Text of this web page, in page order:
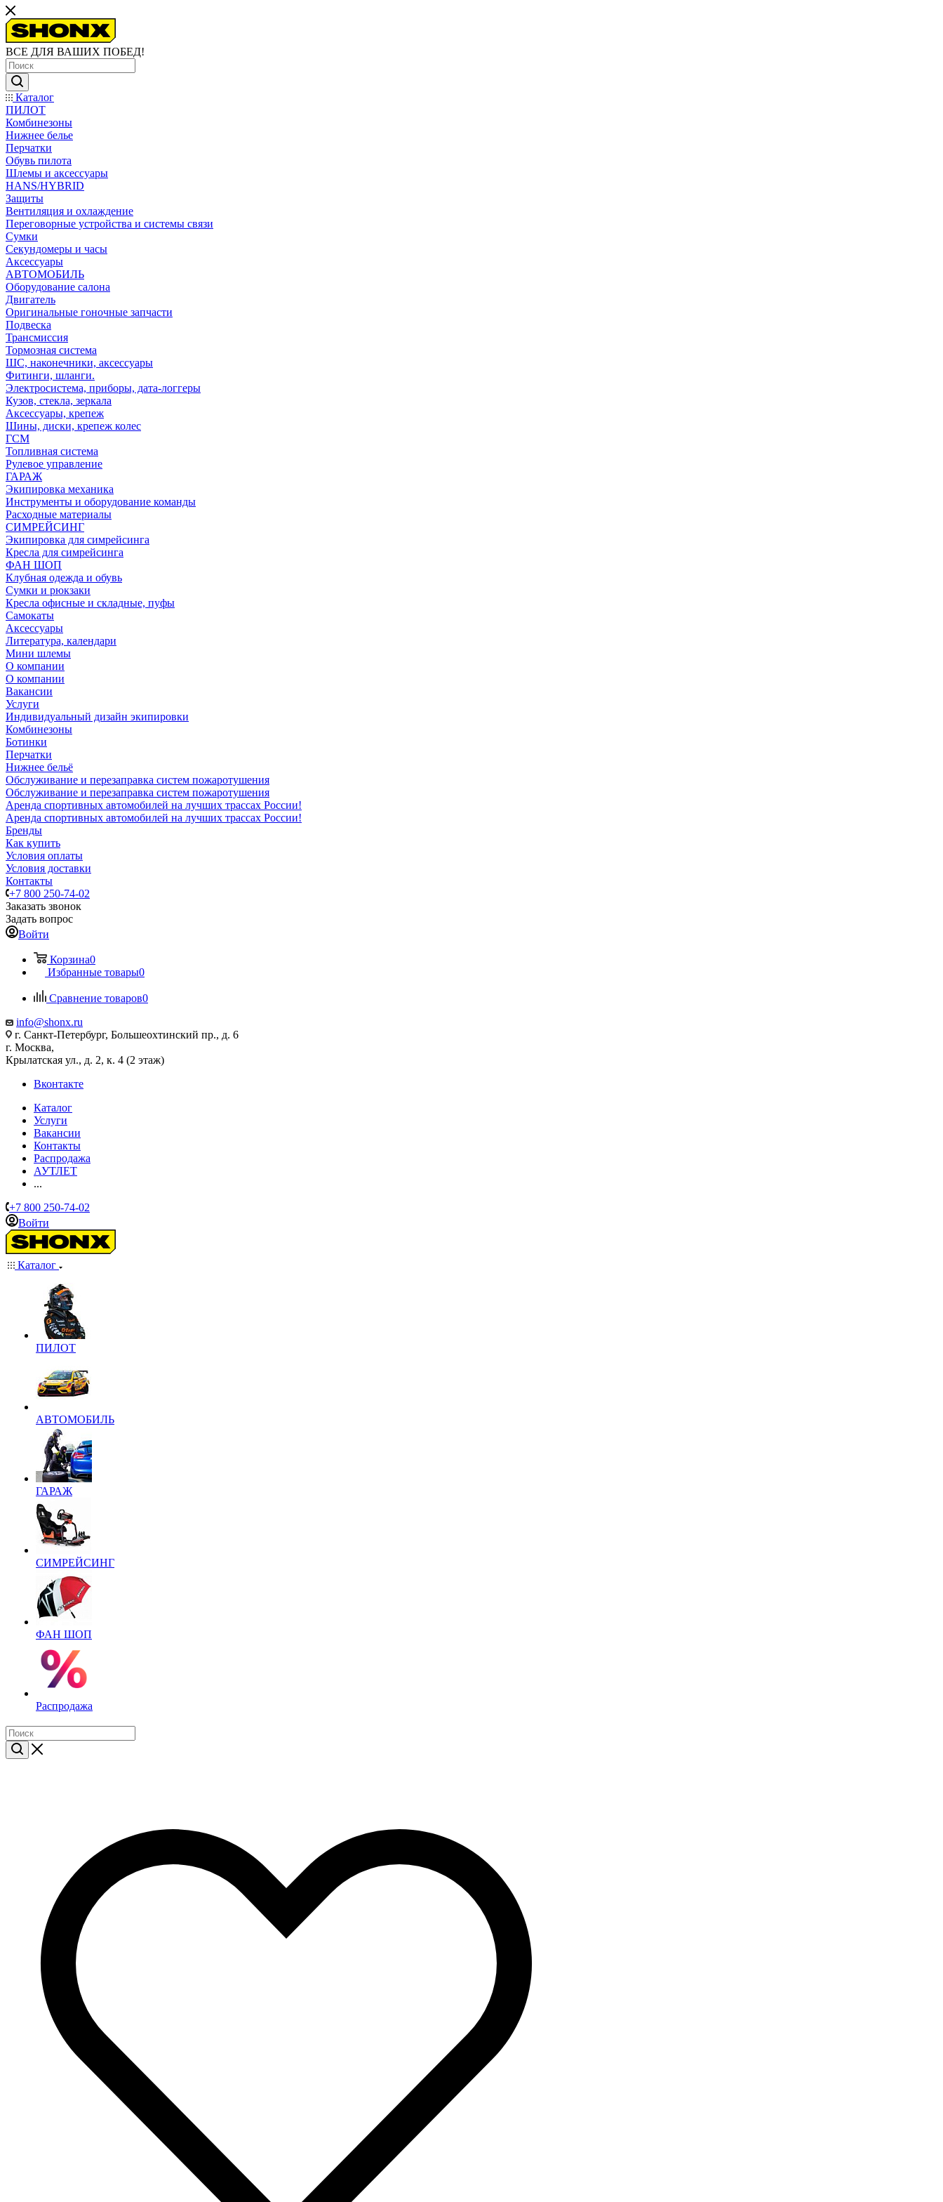
ВСЕ ДЛЯ ВАШИХ ПОБЕД!
Каталог
ПИЛОТ
Комбинезоны
Нижнее белье
Перчатки
Обувь пилота
Шлемы и аксессуары
HANS/HYBRID
Защиты
Вентиляция и охлаждение
Переговорные устройства и системы связи
Сумки
Секундомеры и часы
Аксессуары
АВТОМОБИЛЬ
Оборудование салона
Двигатель
Оригинальные гоночные запчасти
Подвеска
Трансмиссия
Тормозная система
ШС, наконечники, аксессуары
Фитинги, шланги.
Электросистема, приборы, дата-логгеры
Кузов, стекла, зеркала
Аксессуары, крепеж
Шины, диски, крепеж колес
ГСМ
Топливная система
Рулевое управление
ГАРАЖ
Экипировка механика
Инструменты и оборудование команды
Расходные материалы
СИМРЕЙСИНГ
Экипировка для симрейсинга
Кресла для симрейсинга
ФАН ШОП
Клубная одежда и обувь
Сумки и рюкзаки
Кресла офисные и складные, пуфы
Самокаты
Аксессуары
Литература, календари
Мини шлемы
О компании
О компании
Вакансии
Услуги
Индивидуальный дизайн экипировки
Комбинезоны
Ботинки
Перчатки
Нижнее бельё
Обслуживание и перезаправка систем пожаротушения
Обслуживание и перезаправка систем пожаротушения
Аренда спортивных автомобилей на лучших трассах России!
Аренда спортивных автомобилей на лучших трассах России!
Бренды
Как купить
Условия оплаты
Условия доставки
Контакты
+7 800 250-74-02
Заказать звонок
Задать вопрос
Войти
Корзина0
Избранные товары0
Сравнение товаров0
info@shonx.ru
г. Санкт-Петербург, Большеохтинский пр., д. 6
г. Москва,
Крылатская ул., д. 2, к. 4 (2 этаж)
Вконтакте
Каталог
Услуги
Вакансии
Контакты
Распродажа
АУТЛЕТ
...
+7 800 250-74-02
Войти
Каталог
ПИЛОТ
АВТОМОБИЛЬ
ГАРАЖ
СИМРЕЙСИНГ
ФАН ШОП
Распродажа